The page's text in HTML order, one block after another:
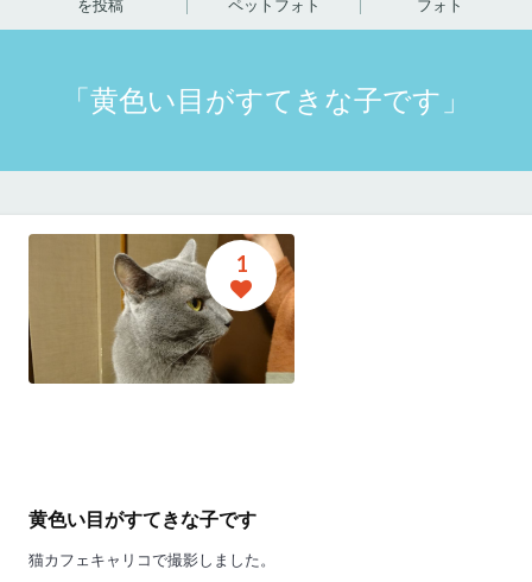
を投稿
ペットフォト
フォト
「黄色い目がすてきな子です」
1
黄色い目がすてきな子です
猫カフェキャリコで撮影しました。